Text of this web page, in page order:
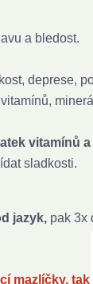
a bledost.
deprese,
vitamínů
sladkosti.
jazyk, pak 3x
mazlíčky,